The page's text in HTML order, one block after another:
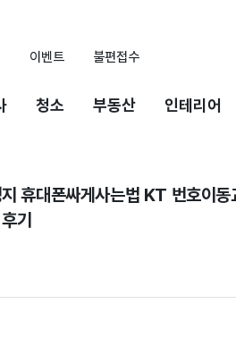
이벤트 불편접수
청소 부동산 인테리어
휴대폰싸게사는법 KT 번호이
기